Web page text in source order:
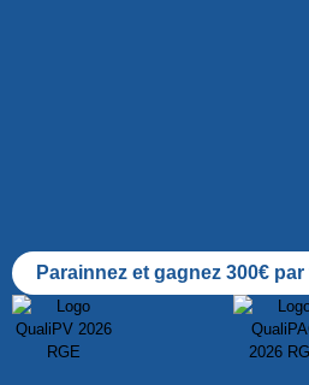
Parainnez et gagnez 300€